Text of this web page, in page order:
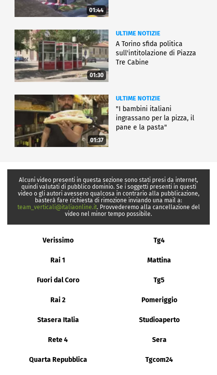
01:44
01:30
ULTIME NOTIZIE
A Torino sfida politica
sull'intitolazione di Piazza
Tre Cabine
01:37
ULTIME NOTIZIE
"I bambini italiani
ingrassano per la pizza, il
pane e la pasta"
Alcuni video presenti in questa sezione sono stati presi da internet,
quindi valutati di pubblico dominio. Se i soggetti presenti in questi
video o gli autori avessero qualcosa in contrario alla pubblicazione,
basterà fare richiesta di rimozione inviando una mail a:
team_verticali@italiaonline.it. Provvederemo alla cancellazione del
video nel minor tempo possibile.
Verissimo Tg4
Rai 1 Mattina
Fuori dal Coro Tg5
Rai 2 Pomeriggio
Stasera Italia Studioaperto
Rete 4 Sera
Quarta Repubblica Tgcom24